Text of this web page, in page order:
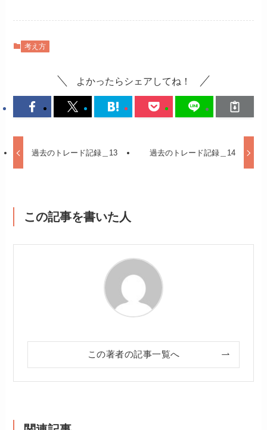
考え方
よかったらシェアしてね！
過去のトレード記録＿13 過去のトレード記録＿14
この記事を書いた人
この著者の記事一覧へ